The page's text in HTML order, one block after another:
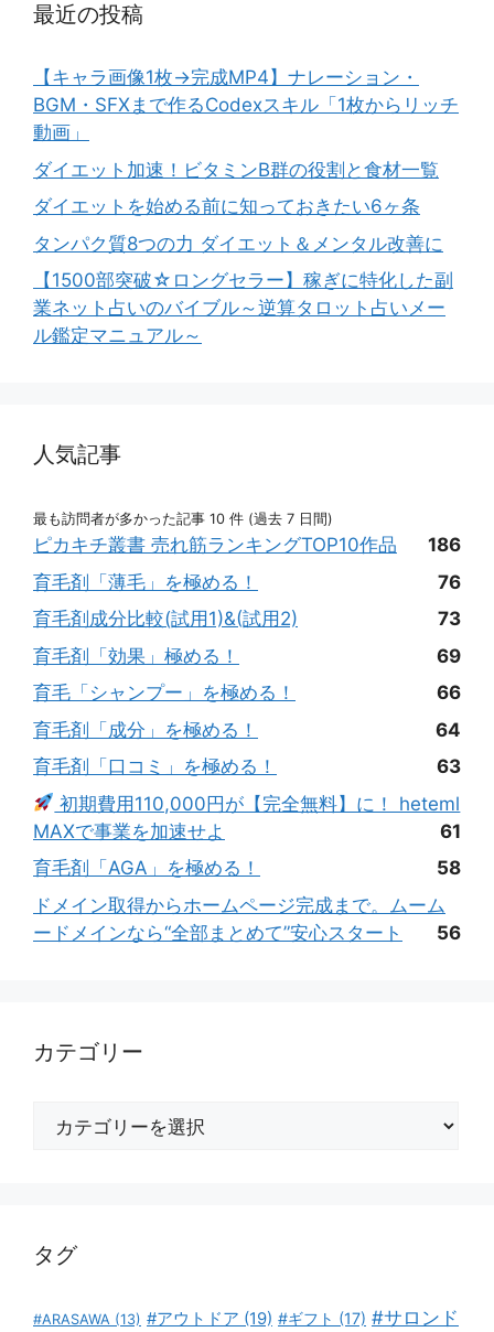
最近の投稿
【キャラ画像1枚→完成MP4】ナレーション・
BGM・SFXまで作るCodexスキル「1枚からリッチ
動画」
ダイエット加速！ビタミンB群の役割と食材一覧
ダイエットを始める前に知っておきたい6ヶ条
タンパク質8つの力 ダイエット＆メンタル改善に
【1500部突破☆ロングセラー】稼ぎに特化した副
業ネット占いのバイブル～逆算タロット占いメー
ル鑑定マニュアル～
人気記事
最も訪問者が多かった記事 10 件 (過去 7 日間)
ピカキチ叢書 売れ筋ランキングTOP10作品
186
育毛剤「薄毛」を極める！
76
育毛剤成分比較(試用1)&(試用2)
73
育毛剤「効果」極める！
69
育毛「シャンプー」を極める！
66
育毛剤「成分」を極める！
64
育毛剤「口コミ」を極める！
63
初期費用110,000円が【完全無料】に！ heteml
MAXで事業を加速せよ
61
育毛剤「AGA」を極める！
58
ドメイン取得からホームページ完成まで。ムーム
ードメインなら“全部まとめて”安心スタート
56
カテゴリー
タグ
#ARASAWA (13) #アウトドア (19) #ギフト (17) #サロンド